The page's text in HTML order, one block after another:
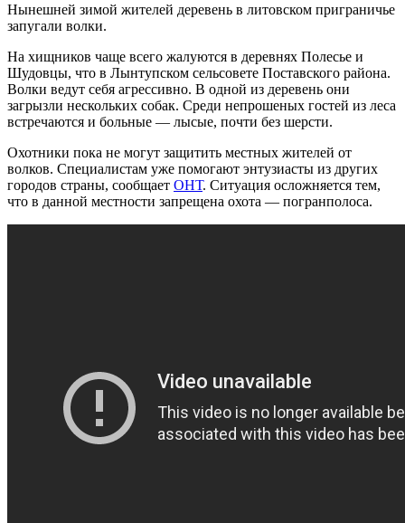
Нынешней зимой жителей деревень в литовском приграничье
запугали волки.
На хищников чаще всего жалуются в деревнях Полесье и
Шудовцы, что в Лынтупском сельсовете Поставского района.
Волки ведут себя агрессивно. В одной из деревень они
загрызли нескольких собак. Среди непрошеных гостей из леса
встречаются и больные — лысые, почти без шерсти.
Охотники пока не могут защитить местных жителей от
волков. Специалистам уже помогают энтузиасты из других
городов страны, сообщает ОНТ. Ситуация осложняется тем,
что в данной местности запрещена охота — погранполоса.